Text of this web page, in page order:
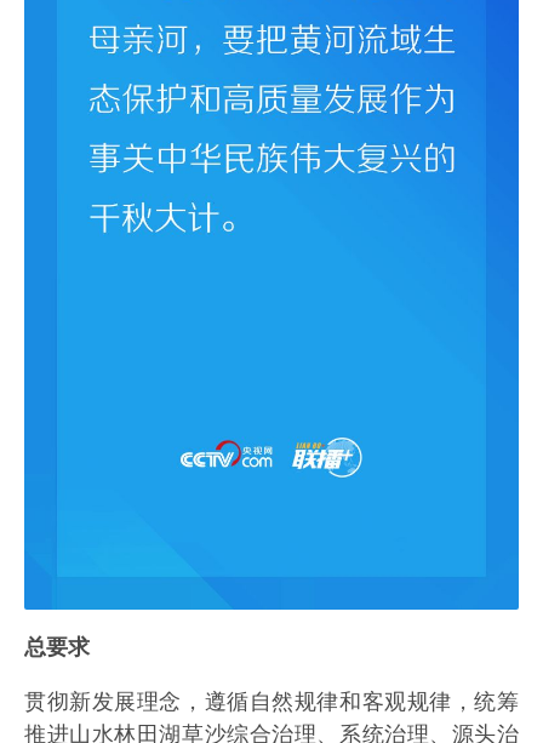
总要求
贯彻新发展理念，遵循自然规律和客观规律，统筹
推进山水林田湖草沙综合治理、系统治理、源头治